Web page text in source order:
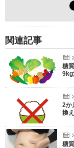
関連記事
糖
9kg
2か
換
糖